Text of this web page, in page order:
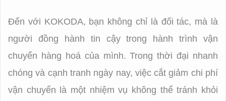
Đến với KOKODA, bạn không chỉ là đối tác, mà là
người đồng hành tin cậy trong hành trình vận
chuyển hàng hoá của mình. Trong thời đại nhanh
chóng và cạnh tranh ngày nay, việc cắt giảm chi phí
vận chuyển là một nhiệm vụ không thể tránh khỏi